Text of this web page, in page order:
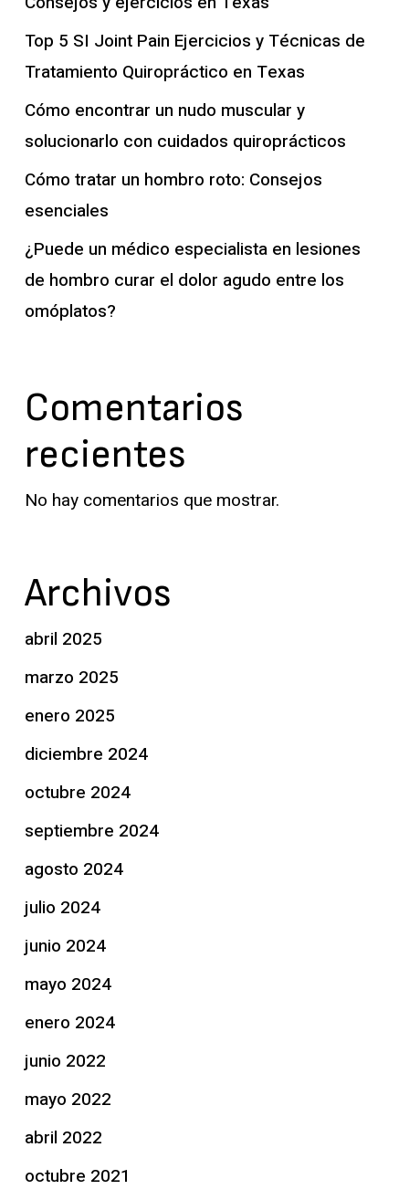
Top 5 SI Joint Pain Ejercicios y Técnicas de
Tratamiento Quiropráctico en Texas
Cómo encontrar un nudo muscular y
solucionarlo con cuidados quiroprácticos
Cómo tratar un hombro roto: Consejos
esenciales
¿Puede un médico especialista en lesiones
de hombro curar el dolor agudo entre los
omóplatos?
Comentarios
recientes
No hay comentarios que mostrar.
Archivos
abril 2025
marzo 2025
enero 2025
diciembre 2024
octubre 2024
septiembre 2024
agosto 2024
julio 2024
junio 2024
mayo 2024
enero 2024
junio 2022
mayo 2022
abril 2022
octubre 2021